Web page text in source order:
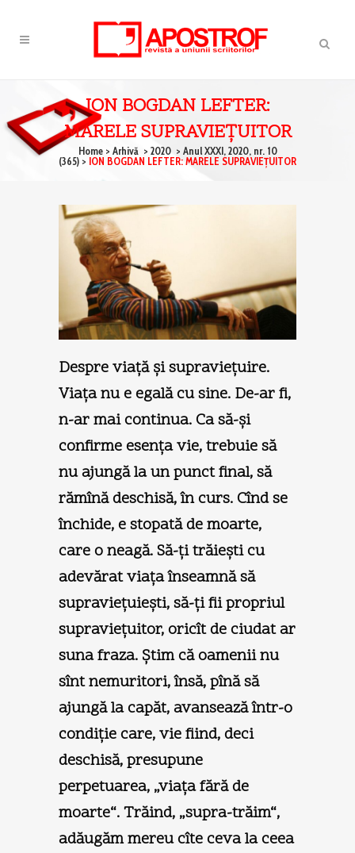
ION BOGDAN LEFTER:
MARELE SUPRAVIEŢUITOR
Home> Arhivă > 2020 > Anul XXXI, 2020, nr. 10
(365) > ION BOGDAN LEFTER: MARELE SUPRAVIEŢUITOR
Despre viaţă şi supravieţuire.
Viaţa nu e egală cu sine. De-ar fi,
n-ar mai continua. Ca să-şi
confirme esenţa vie, trebuie să
nu ajungă la un punct final, să
rămînă deschisă, în curs. Cînd se
închide, e stopată de moarte,
care o neagă. Să-ţi trăieşti cu
adevărat viaţa înseamnă să
supravieţuieşti, să-ţi fii propriul
supravieţuitor, oricît de ciudat ar
suna fraza. Ştim că oamenii nu
sînt nemuritori, însă, pînă să
ajungă la capăt, avansează într-o
condiţie care, vie fiind, deci
deschisă, presupune
perpetuarea, „viaţa fără de
moarte“. Trăind, „supra-trăim“,
adăugăm mereu cîte ceva la ceea